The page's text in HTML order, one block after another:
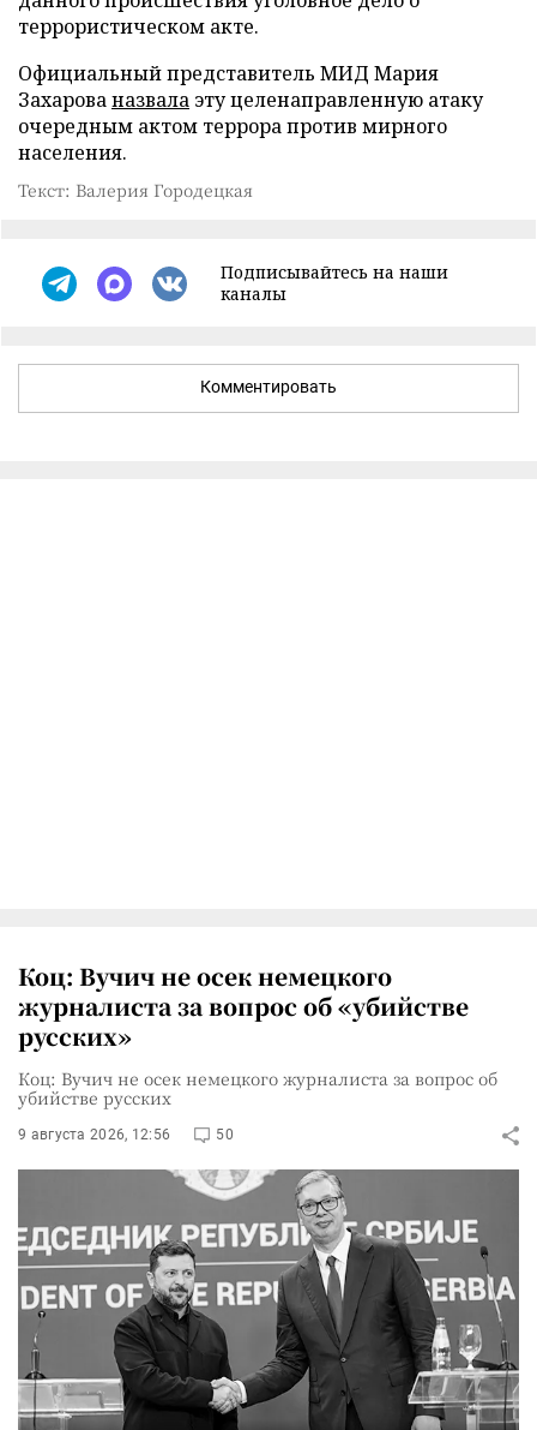
террористическом акте.
Официальный представитель МИД Мария
Захарованазвала эту целенаправленную атаку
очередным актом террора против мирного
населения.
Текст: Валерия Городецкая
Подписывайтесь на наши
каналы
Комментировать
Коц: Вучич не осек немецкого
журналиста за вопрос об «убийстве
русских»
Коц: Вучич не осек немецкого журналиста за вопрос об
убийстве русских
9 августа 2026, 12:56 50